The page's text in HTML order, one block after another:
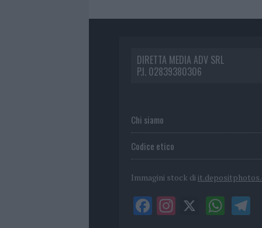
DIRETTA MEDIA ADV SRL
P.I. 02839380306
Chi siamo
Codice etico
Immagini stock di